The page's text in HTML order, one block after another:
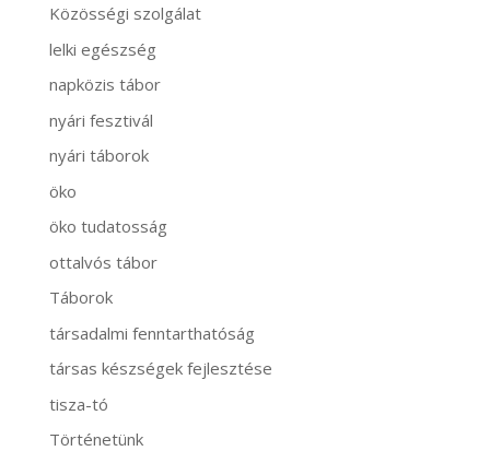
Közösségi szolgálat
lelki egészség
napközis tábor
nyári fesztivál
nyári táborok
öko
öko tudatosság
ottalvós tábor
Táborok
társadalmi fenntarthatóság
társas készségek fejlesztése
tisza-tó
Történetünk